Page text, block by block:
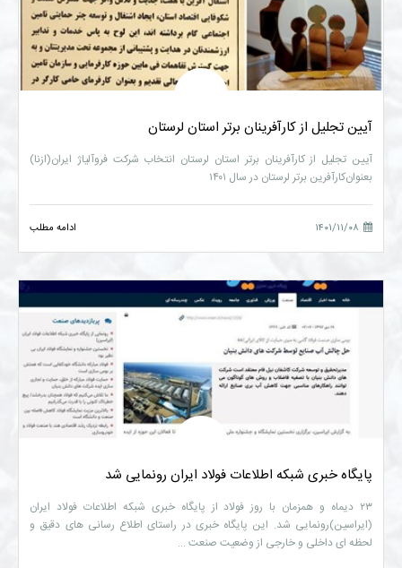
آیین تجلیل از کارآفرینان برتر استان لرستان
آیین تجلیل از کارآفرینان برتر استان لرستان انتخاب شرکت فروآلیاژ ایران(ازنا)
بعنوان‌کارآفرین برتر لرستان در سال ۱۴۰۱
۱۴۰۱/۱۱/۰۸ ادامه مطلب
پایگاه خبری شبکه اطلاعات فولاد ایران رونمایی شد
۲۳ دیماه و همزمان با روز فولاد از پایگاه خبری شبکه اطلاعات فولاد ایران
(ایراسین)رونمایی شد. این پایگاه خبری در راستای اطلاع رسانی های دقیق و
لحظه ای داخلی و خارجی از وضعیت صنعت ...